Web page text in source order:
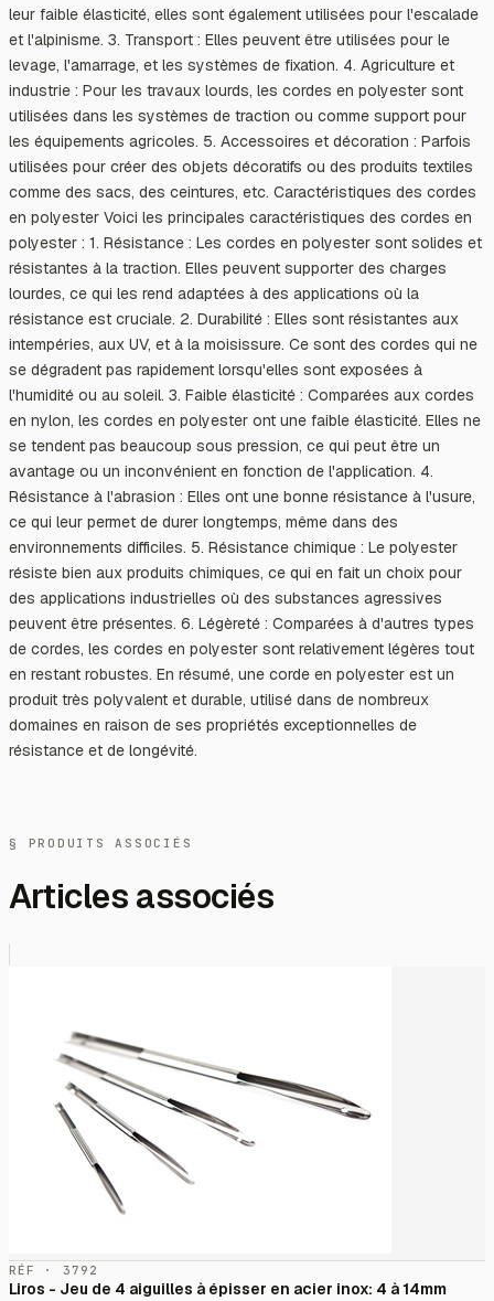
leur faible élasticité, elles sont également utilisées pour l'escalade
et l'alpinisme. 3. Transport : Elles peuvent être utilisées pour le
levage, l'amarrage, et les systèmes de fixation. 4. Agriculture et
industrie : Pour les travaux lourds, les cordes en polyester sont
utilisées dans les systèmes de traction ou comme support pour
les équipements agricoles. 5. Accessoires et décoration : Parfois
utilisées pour créer des objets décoratifs ou des produits textiles
comme des sacs, des ceintures, etc. Caractéristiques des cordes
en polyester Voici les principales caractéristiques des cordes en
polyester : 1. Résistance : Les cordes en polyester sont solides et
résistantes à la traction. Elles peuvent supporter des charges
lourdes, ce qui les rend adaptées à des applications où la
résistance est cruciale. 2. Durabilité : Elles sont résistantes aux
intempéries, aux UV, et à la moisissure. Ce sont des cordes qui ne
se dégradent pas rapidement lorsqu'elles sont exposées à
l'humidité ou au soleil. 3. Faible élasticité : Comparées aux cordes
en nylon, les cordes en polyester ont une faible élasticité. Elles ne
se tendent pas beaucoup sous pression, ce qui peut être un
avantage ou un inconvénient en fonction de l'application. 4.
Résistance à l'abrasion : Elles ont une bonne résistance à l'usure,
ce qui leur permet de durer longtemps, même dans des
environnements difficiles. 5. Résistance chimique : Le polyester
résiste bien aux produits chimiques, ce qui en fait un choix pour
des applications industrielles où des substances agressives
peuvent être présentes. 6. Légèreté : Comparées à d'autres types
de cordes, les cordes en polyester sont relativement légères tout
en restant robustes. En résumé, une corde en polyester est un
produit très polyvalent et durable, utilisé dans de nombreux
domaines en raison de ses propriétés exceptionnelles de
résistance et de longévité.
§ PRODUITS ASSOCIÉS
Articles associés
RÉF · 3792
Liros - Jeu de 4 aiguilles à épisser en acier inox: 4 à 14mm